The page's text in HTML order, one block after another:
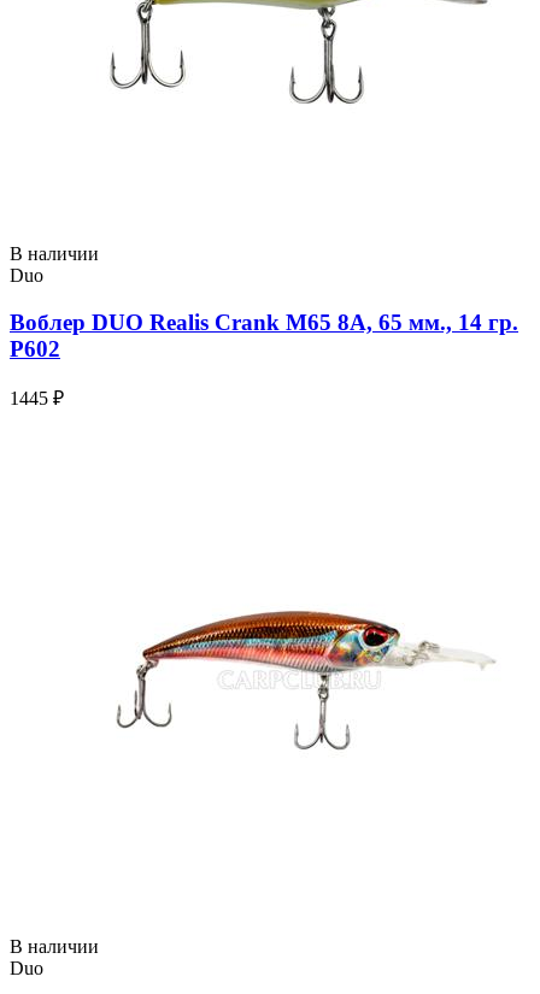
В наличии
Duo
Воблер DUO Realis Crank M65 8A, 65 мм., 14 гр.
P602
1445 ₽
В наличии
Duo